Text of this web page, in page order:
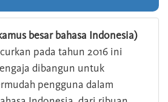
besar bahasa Indonesia)
pada tahun 2016 ini
dibangun untuk
pengguna dalam